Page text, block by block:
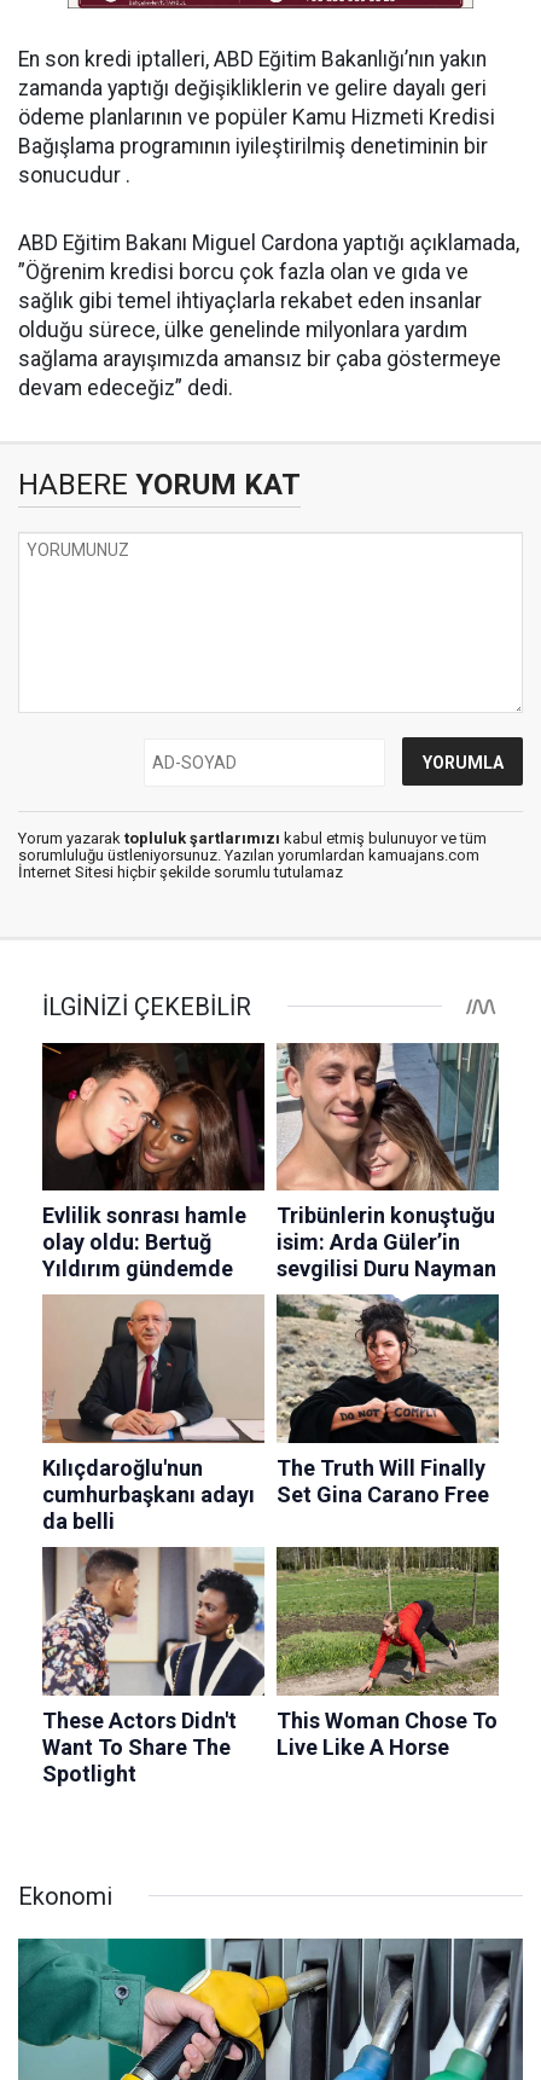
En son kredi iptalleri, ABD Eğitim Bakanlığı’nın yakın
zamanda yaptığı değişikliklerin ve gelire dayalı geri
ödeme planlarının ve popüler Kamu Hizmeti Kredisi
Bağışlama programının iyileştirilmiş denetiminin bir
sonucudur .
ABD Eğitim Bakanı Miguel Cardona yaptığı açıklamada,
”Öğrenim kredisi borcu çok fazla olan ve gıda ve
sağlık gibi temel ihtiyaçlarla rekabet eden insanlar
olduğu sürece, ülke genelinde milyonlara yardım
sağlama arayışımızda amansız bir çaba göstermeye
devam edeceğiz” dedi.
HABERE YORUM KAT
Yorum yazarak topluluk şartlarımızı kabul etmiş bulunuyor ve tüm
sorumluluğu üstleniyorsunuz. Yazılan yorumlardan kamuajans.com
İnternet Sitesi hiçbir şekilde sorumlu tutulamaz
Ekonomi